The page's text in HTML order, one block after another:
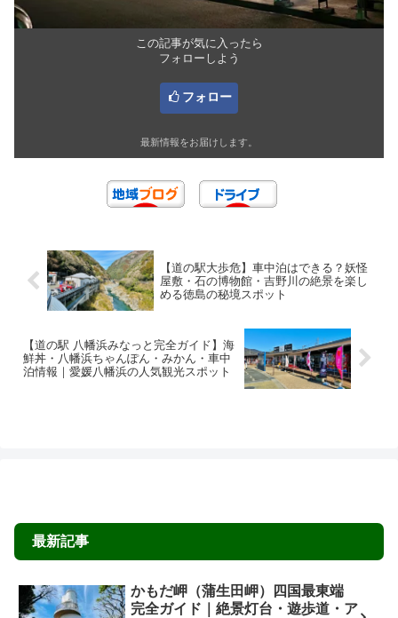
この記事が気に入ったら
フォローしよう
フォロー
最新情報をお届けします。
【道の駅大歩危】車中泊はできる？妖怪
屋敷・石の博物館・吉野川の絶景を楽し
める徳島の秘境スポット
【道の駅 八幡浜みなっと完全ガイド】海
鮮丼・八幡浜ちゃんぽん・みかん・車中
泊情報｜愛媛八幡浜の人気観光スポット
最新記事
かもだ岬（蒲生田岬）四国最東端
完全ガイド｜絶景灯台・遊歩道・ア